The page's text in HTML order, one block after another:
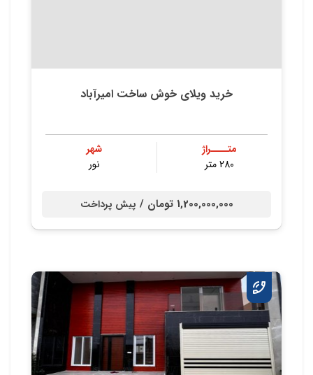
خرید ویلای خوش ساخت امیرآباد
متــــراژ
280 متر
شهر
نور
1,200,000,000 تومان / پیش پرداخت